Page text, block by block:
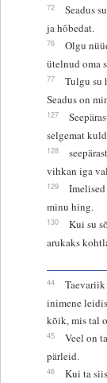
72
Seadus
ja hõbedat.
76
Olgu
ütelnud oma
77
Tulgu su
Seadus on
127
selgemat
128
vihkan iga
129
minu hing.
130
Kui su
arukaks
44
Taevariik
inimene
kõik, mis tal
45
Veel on
pärleid.
46
Kui ta